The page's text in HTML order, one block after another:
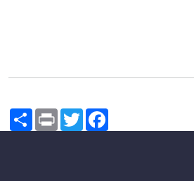
Share PrintTwitterFacebook